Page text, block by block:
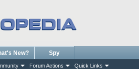
Forum Actions Quick Links
New? Spy